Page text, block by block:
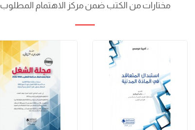
مختارات من الكتب ضمن مركز الاهتمام المطلوب